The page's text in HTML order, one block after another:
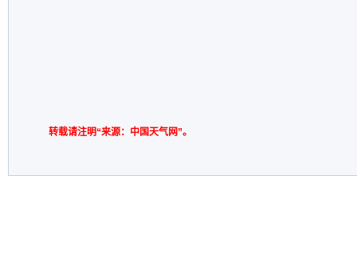
转载请注明“来源：中国天气网”。